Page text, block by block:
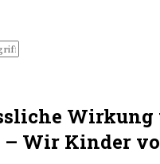
Wirkung
– Wir Kinder